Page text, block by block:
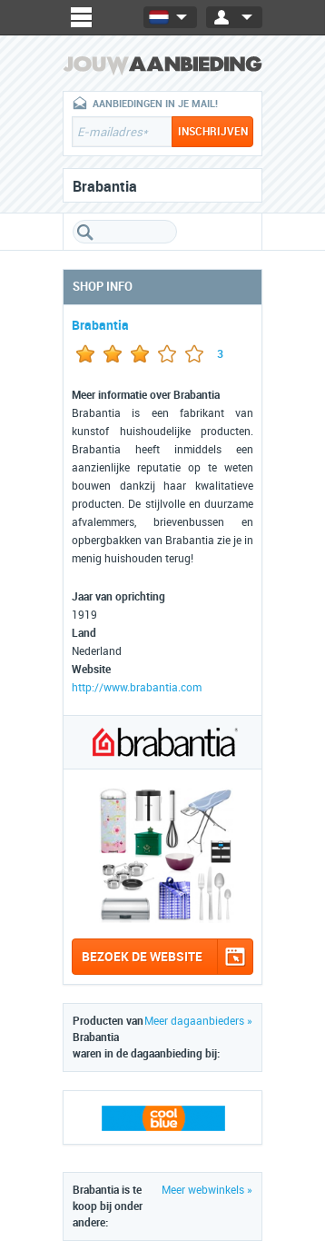
AANBIEDINGEN IN JE MAIL!
Brabantia
SHOP INFO
Brabantia
3
Meer informatie over Brabantia
Brabantia is een fabrikant van
kunstof huishoudelijke producten.
Brabantia heeft inmiddels een
aanzienlijke reputatie op te weten
bouwen dankzij haar kwalitatieve
producten. De stijlvolle en duurzame
afvalemmers, brievenbussen en
opbergbakken van Brabantia zie je in
menig huishouden terug!
Jaar van oprichting
1919
Land
Nederland
Website
http://www.brabantia.com
BEZOEK DE WEBSITE
Meer dagaanbieders »
Producten van
Brabantia
waren in de dagaanbieding bij:
Meer webwinkels »
Brabantia is te
koop bij onder
andere: